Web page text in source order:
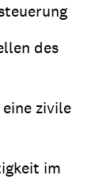
des
zivile
im